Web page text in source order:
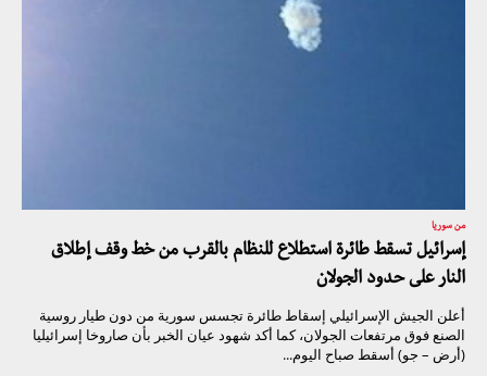
من سوريا
إسرائيل تسقط طائرة استطلاع للنظام بالقرب من خط وقف إطلاق
النار على حدود الجولان
أعلن الجيش الإسرائيلي إسقاط طائرة تجسس سورية من دون طيار روسية
الصنع فوق مرتفعات الجولان، كما أكد شهود عيان الخبر بأن صاروخا إسرائيليا
(أرض – جو) أسقط صباح اليوم...